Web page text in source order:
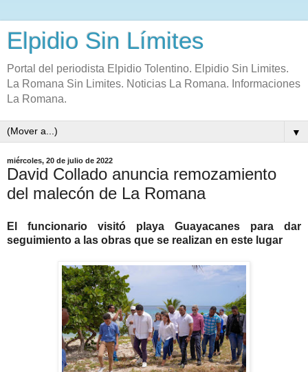
Elpidio Sin Límites
Portal del periodista Elpidio Tolentino. Elpidio Sin Limites.
La Romana Sin Limites. Noticias La Romana. Informaciones
La Romana.
▼
miércoles, 20 de julio de 2022
David Collado anuncia remozamiento
del malecón de La Romana
El funcionario visitó playa Guayacanes para dar
seguimiento a las obras que se realizan en este lugar